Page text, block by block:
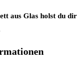
aus Glas holst du